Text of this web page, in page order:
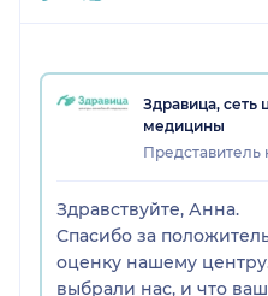
Здравица, сеть
медицины
Представитель
Здравствуйте, Анна.
Спасибо за
оценку нашему
выбрали нас, и что